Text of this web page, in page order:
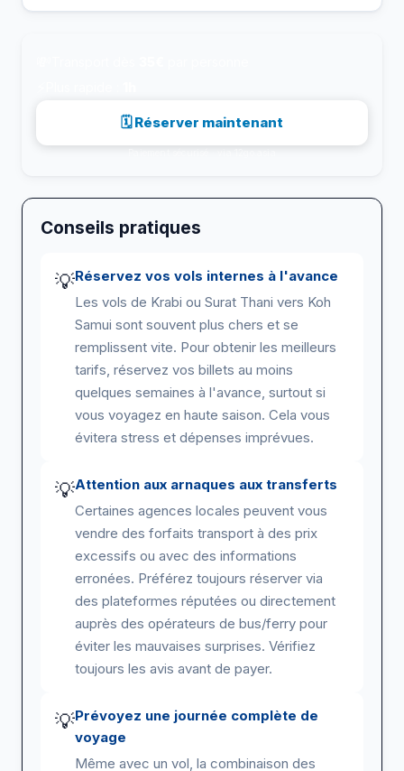
🗓 Réserver maintenant
Conseils pratiques
💡Réservez vos vols internes à l'avance
Les vols de Krabi ou Surat Thani vers Koh
Samui sont souvent plus chers et se
remplissent vite. Pour obtenir les meilleurs
tarifs, réservez vos billets au moins
quelques semaines à l'avance, surtout si
vous voyagez en haute saison. Cela vous
évitera stress et dépenses imprévues.
💡Attention aux arnaques aux transferts
Certaines agences locales peuvent vous
vendre des forfaits transport à des prix
excessifs ou avec des informations
erronées. Préférez toujours réserver via
des plateformes réputées ou directement
auprès des opérateurs de bus/ferry pour
éviter les mauvaises surprises. Vérifiez
toujours les avis avant de payer.
💡Prévoyez une journée complète de
voyage
Même avec un vol, la combinaison des